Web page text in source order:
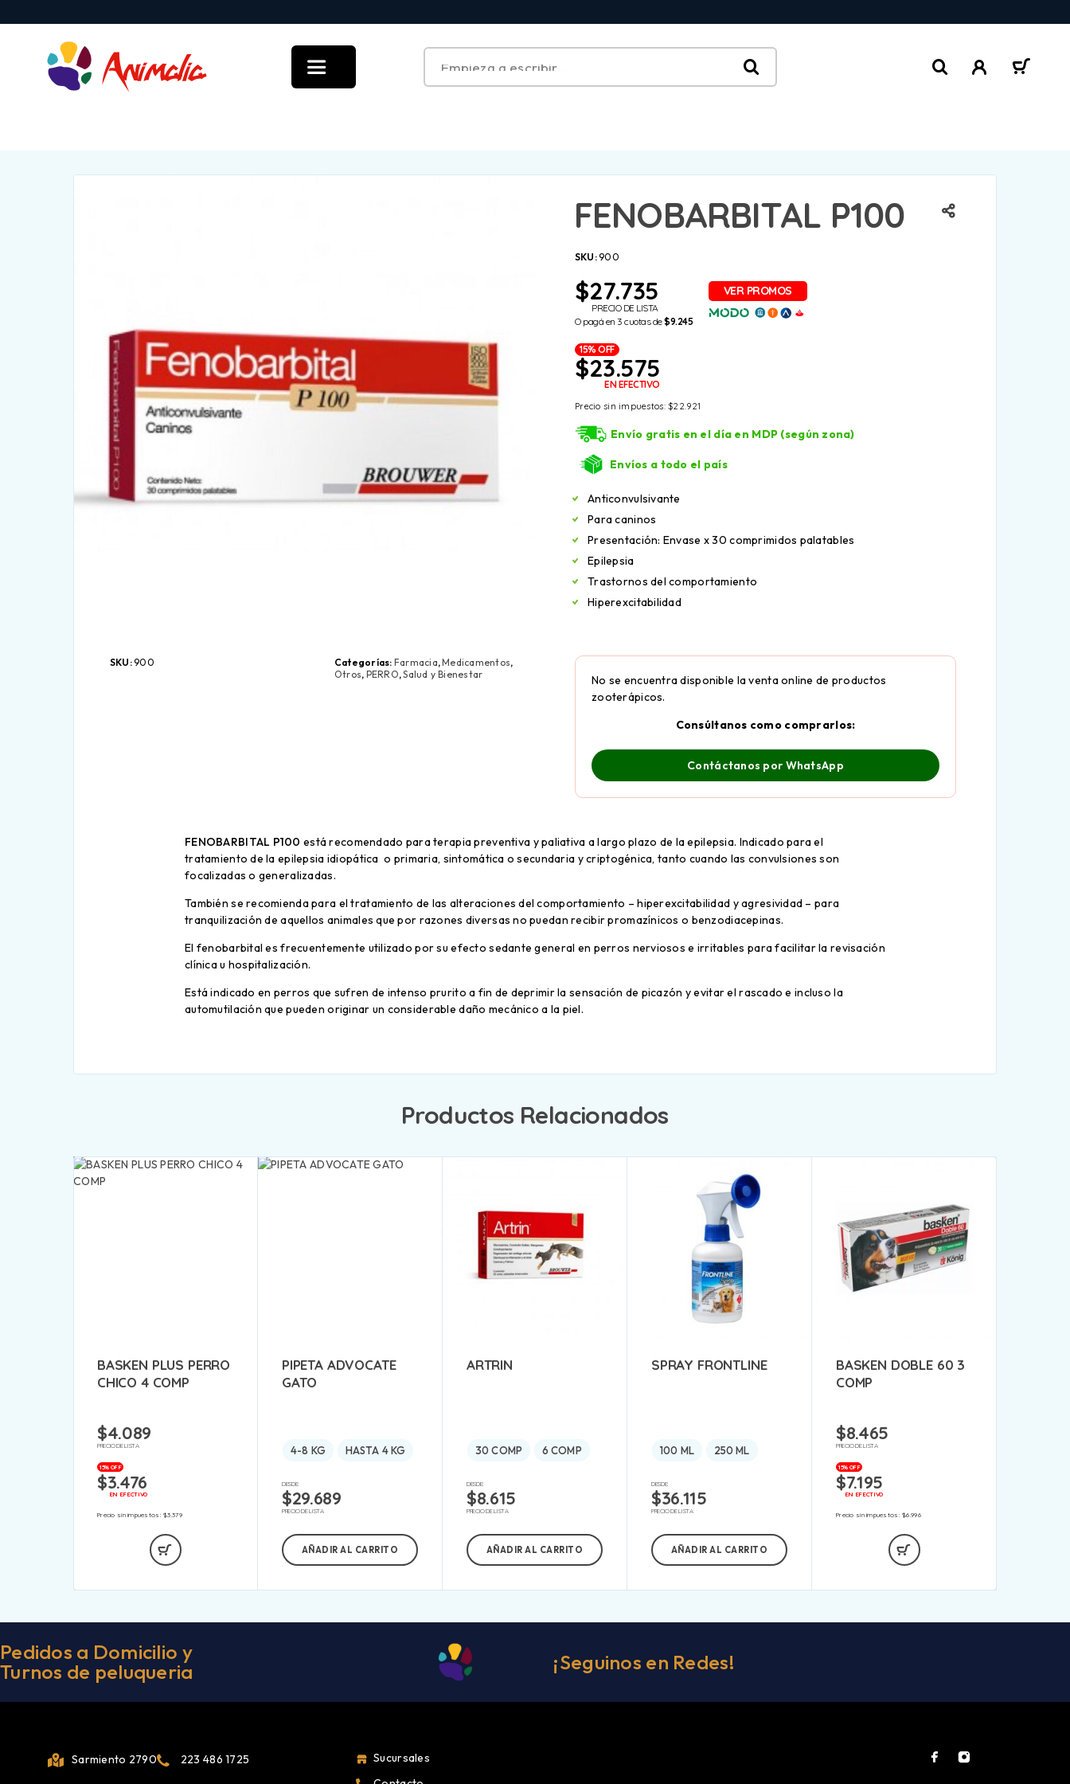
SKU:900 Categorías: Farmacia,Medicamentos,
Otros, PERRO,Salud y Bienestar
FENOBARBITAL P100
SKU:900
$27.735
PRECIO DE LISTA
O pagá en 3 cuotas de$9.245
15% OFF
$23.575
EN EFECTIVO
Precio sin impuestos:$22.921
Envío gratis en el día en MDP (según zona)
Envíos a todo el país
Anticonvulsivante
Para caninos
Presentación: Envase x 30 comprimidos palatables
Epilepsia
Trastornos del comportamiento
Hiperexcitabilidad
No se encuentra disponible la venta online de productos
zooterápicos.
Consúltanos como comprarlos:
Contáctanos por WhatsApp
FENOBARBITAL P100está recomendado para terapia preventiva y paliativa a largo plazo de la epilepsia. Indicado para el
tratamiento de la epilepsia idiopática o primaria, sintomática o secundaria y criptogénica, tanto cuando las convulsiones son
focalizadas o generalizadas.
También se recomienda para el tratamiento de las alteraciones del comportamiento – hiperexcitabilidad y agresividad – para
tranquilización de aquellos animales que por razones diversas no puedan recibir promazínicos o benzodiacepinas.
El fenobarbital es frecuentemente utilizado por su efecto sedante general en perros nerviosos e irritables para facilitar la revisación
clínica u hospitalización.
Está indicado en perros que sufren de intenso prurito a fin de deprimir la sensación de picazón y evitar el rascado e incluso la
automutilación que pueden originar un considerable daño mecánico a la piel.
Productos Relacionados
BASKEN PLUS PERRO
CHICO 4 COMP
$4.089
PRECIO DE LISTA
15% OFF
$3.476
EN EFECTIVO
Precio sin impuestos:$3.379
PIPETA ADVOCATE
GATO
4-8 KG HASTA 4 KG
DESDE:
$29.689
PRECIO DE LISTA
AÑADIR AL CARRITO
ARTRIN
30 COMP 6 COMP
DESDE:
$8.615
PRECIO DE LISTA
AÑADIR AL CARRITO
SPRAY FRONTLINE
100 ML 250 ML
DESDE:
$36.115
PRECIO DE LISTA
AÑADIR AL CARRITO
BASKEN DOBLE 60 3
COMP
$8.465
PRECIO DE LISTA
15% OFF
$7.195
EN EFECTIVO
Precio sin impuestos:$6.996
Pedidos a Domicilio y
Turnos de peluqueria ¡Seguinos en Redes!
Sarmiento 2790 223 486 1725
Sucursales